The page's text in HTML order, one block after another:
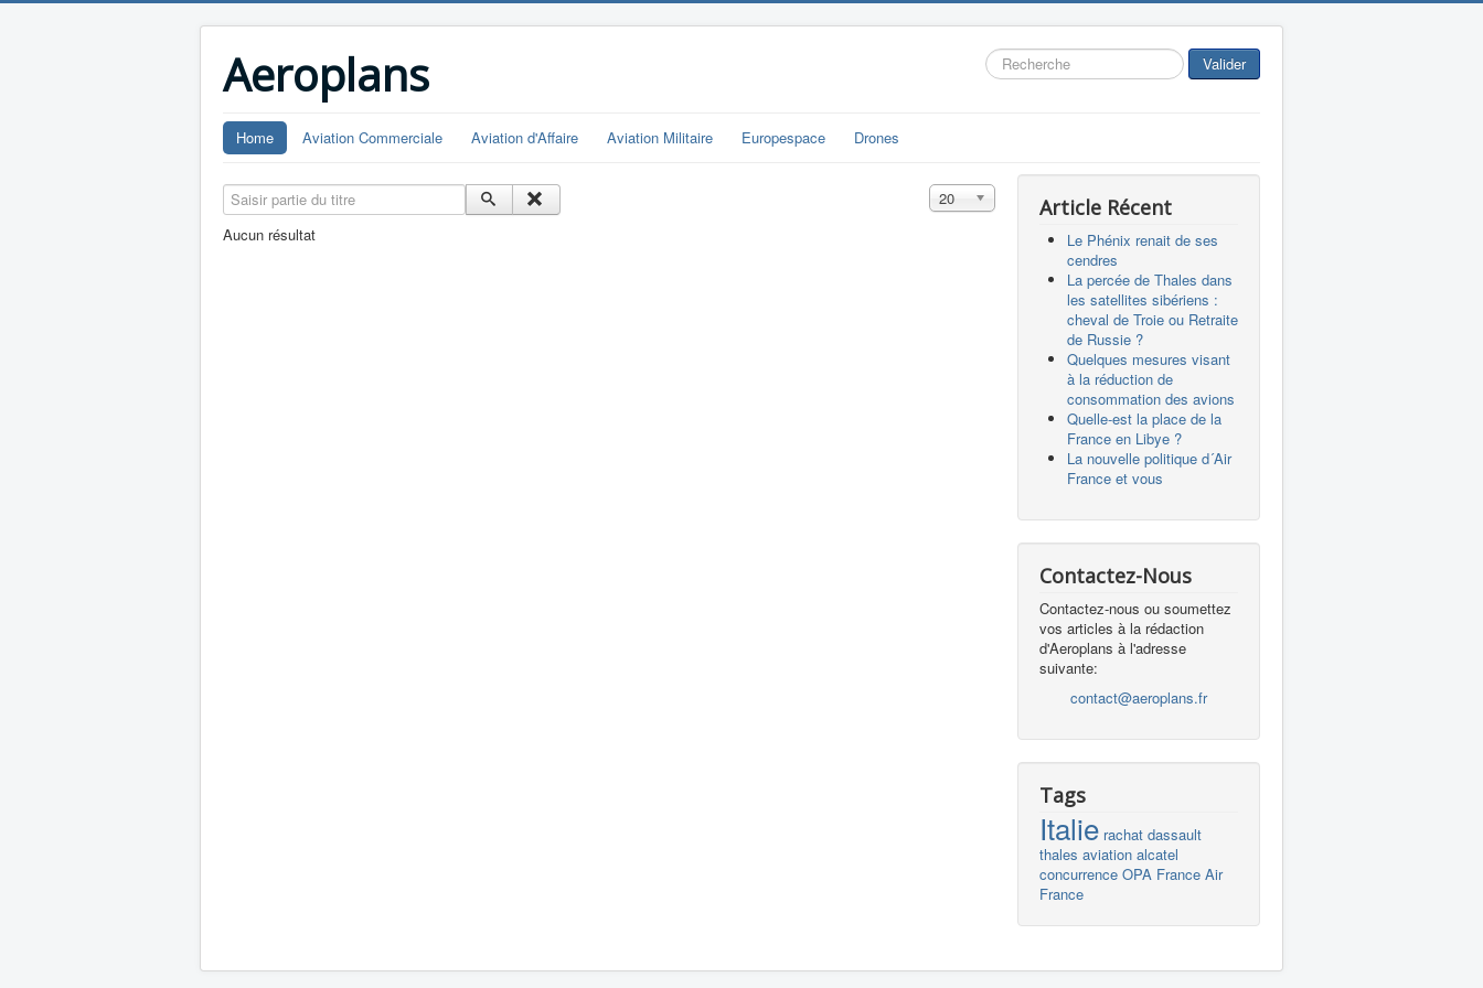
Aeroplans Rechercher Valider
Home Aviation Commerciale Aviation d'Affaire Aviation Militaire Europespace Drones
Saisir partie du titre Affichage #
20
Aucun résultat
Article Récent
Le Phénix renait de ses
cendres
La percée de Thales dans
les satellites sibériens :
cheval de Troie ou Retraite
de Russie ?
Quelques mesures visant
à la réduction de
consommation des avions
Quelle-est la place de la
France en Libye ?
La nouvelle politique d´Air
France et vous
Contactez-Nous
Contactez-nous ou soumettez
vos articles à la rédaction
d'Aeroplans à l'adresse
suivante:
contact@aeroplans.fr
Tags
Italie rachat dassault
thales aviation alcatel
concurrence OPA France Air
France